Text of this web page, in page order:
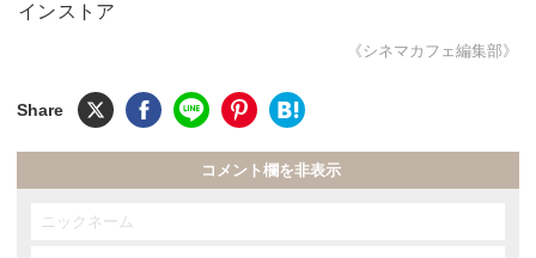
インストア
《シネマカフェ編集部》
コメント欄を非表示